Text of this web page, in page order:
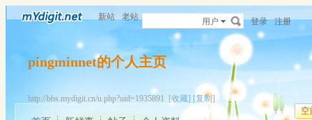
新站 老站 用户 登录 注册
pingminnet的个人主页
http://bbs.mydigit.cn/u.php?uid=1935891 [收藏] [复制]
空